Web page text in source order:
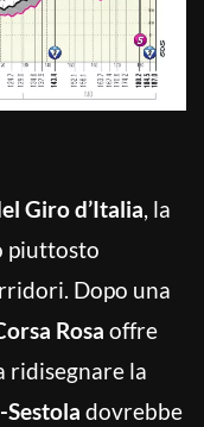
Giro d’Italia, la
piuttosto
Dopo una
Rosa offre
ridisegnare la
Sestola dovrebbe